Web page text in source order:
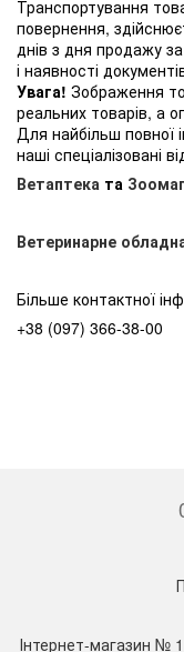
Транспортування
повернення,
днів з дня продажу
і наявності
Увага! Зображення
реальних товарів, а
Для найбільш повної
наші спеціалізовані
Ветаптека та
Ветеринарне
Більше контактної
+38 (097) 366-38-00
Інтернет-магазин №